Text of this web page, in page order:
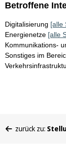
Betroffene
Digitalisierung [alle
Energienetze [alle
Kommunikations-
Sonstiges im
befinden
zurück zu: